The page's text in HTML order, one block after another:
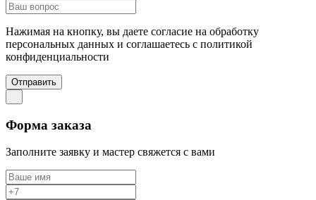
Нажимая на кнопку, вы даете согласие на обработку
персональных данных и соглашаетесь c политикой
конфиденциальности
Отправить
Форма заказа
Заполните заявку и мастер свяжется с вами